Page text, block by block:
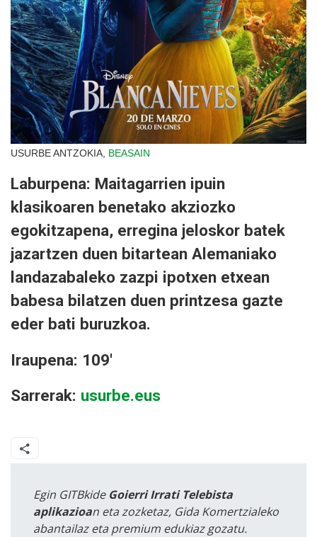
USURBE ANTZOKIA, BEASAIN
Laburpena: Maitagarrien ipuin
klasikoaren benetako akziozko
egokitzapena, erregina jeloskor batek
jazartzen duen bitartean Alemaniako
landazabaleko zazpi ipotxen etxean
babesa bilatzen duen printzesa gazte
eder bati buruzkoa.
Iraupena: 109'
Sarrerak: usurbe.eus
Egin GITBkide Goierri Irrati Telebista
aplikazioan eta zozketaz, Gida Komertzialeko
abantailaz eta premium edukiaz gozatu.